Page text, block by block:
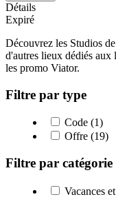
Détails
Expiré
Découvrez les Studios
d'autres lieux dédiés aux
les promo Viator.
Filtre par type
Code (1)
Offre (19)
Filtre par catégorie
Vacances